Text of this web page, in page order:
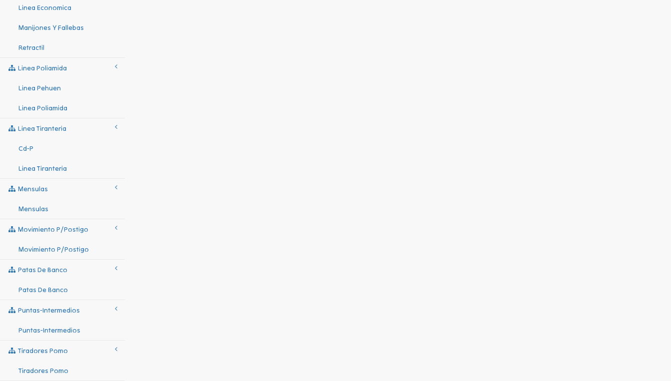
Linea Economica
Manijones Y Fallebas
Retractil
Linea Poliamida
Linea Pehuen
Linea Poliamida
Linea Tiranteria
Cd-P
Linea Tiranteria
Mensulas
Mensulas
Movimiento P/postigo
Movimiento P/postigo
Patas De Banco
Patas De Banco
Puntas-Intermedios
Puntas-Intermedios
Tiradores Pomo
Tiradores Pomo